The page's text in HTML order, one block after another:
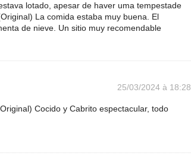
lotado, apesar de haver uma tempestade
La comida estaba muy buena. El
de nieve. Un sitio muy recomendable
25/03/2024 à 18:28
Cocido y Cabrito espectacular, todo